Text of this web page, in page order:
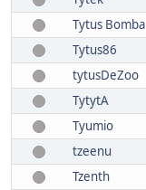
Tytus Bomba
Tytus86
tytusDeZoo
TytytA
Tyumio
tzeenu
Tzenth